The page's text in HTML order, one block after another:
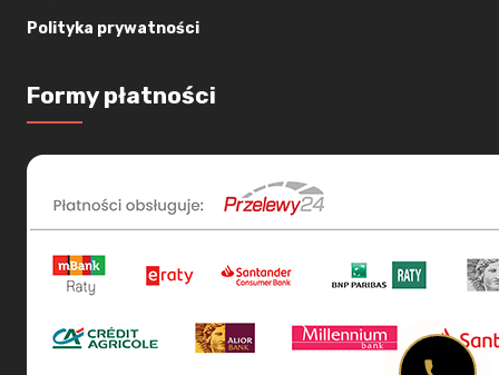
Polityka prywatności
Formy płatności